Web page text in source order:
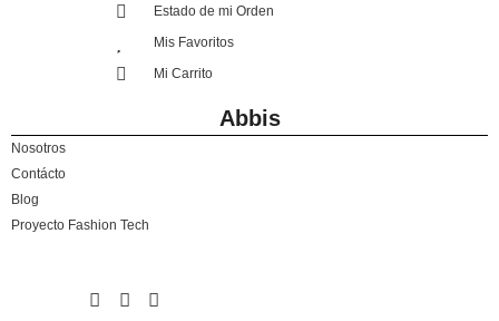
Estado de mi Orden
Mis Favoritos
Mi Carrito
Abbis
Nosotros
Contácto
Blog
Proyecto Fashion Tech